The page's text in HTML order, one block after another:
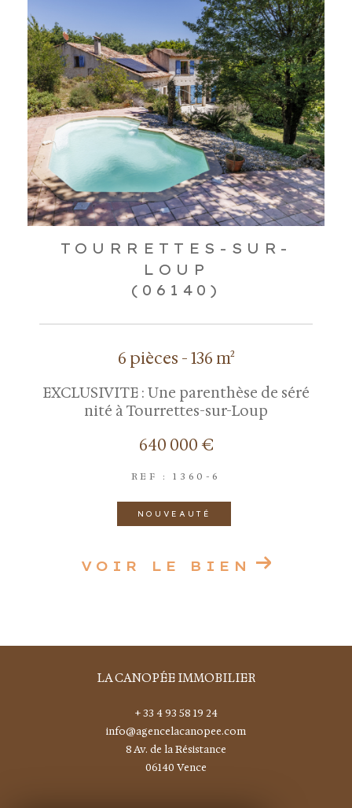
TOURRETTES-SUR-
LOUP
(06140)
6 pièces - 136 m²
EXCLUSIVITE : Une parenthèse de séré
nité à Tourrettes-sur-Loup
640 000 €
REF : 1360-6
NOUVEAUTÉ
VOIR LE BIEN
LA CANOPÉE IMMOBILIER
+ 33 4 93 58 19 24
info@agencelacanopee.com
8 Av. de la Résistance
06140
vence